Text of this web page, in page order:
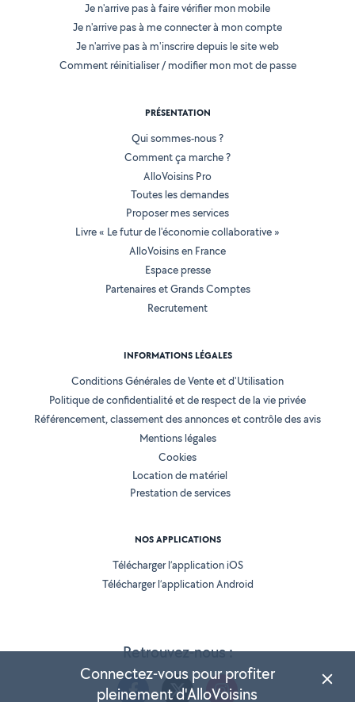
Retrouvez-nous :
Je n'arrive pas à faire vérifier mon mobile
Je n'arrive pas à me connecter à mon compte
Je n'arrive pas à m'inscrire depuis le site web
Comment réinitialiser / modifier mon mot de passe
PRÉSENTATION
Qui sommes-nous ?
Comment ça marche ?
AlloVoisins Pro
Toutes les demandes
Proposer mes services
Livre « Le futur de l'économie collaborative »
AlloVoisins en France
Espace presse
Partenaires et Grands Comptes
Recrutement
INFORMATIONS LÉGALES
Conditions Générales de Vente et d'Utilisation
Politique de confidentialité et de respect de la vie privée
Référencement, classement des annonces et contrôle des avis
Mentions légales
Cookies
Location de matériel
Prestation de services
NOS APPLICATIONS
Télécharger l’application iOS
Télécharger l’application Android
Connectez-vous pour profiter
pleinement d'AlloVoisins